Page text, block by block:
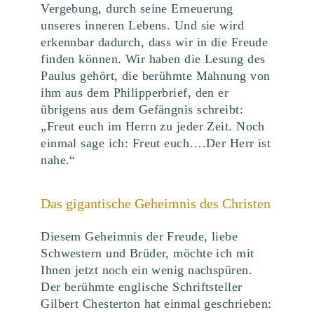
Vergebung, durch seine Erneuerung
unseres inneren Lebens. Und sie wird
erkennbar dadurch, dass wir in die Freude
finden können. Wir haben die Lesung des
Paulus gehört, die berühmte Mahnung von
ihm aus dem Philipperbrief, den er
übrigens aus dem Gefängnis schreibt:
„Freut euch im Herrn zu jeder Zeit. Noch
einmal sage ich: Freut euch….Der Herr ist
nahe.“
Das gigantische Geheimnis des Christen
Diesem Geheimnis der Freude, liebe
Schwestern und Brüder, möchte ich mit
Ihnen jetzt noch ein wenig nachspüren.
Der berühmte englische Schriftsteller
Gilbert Chesterton hat einmal geschrieben: